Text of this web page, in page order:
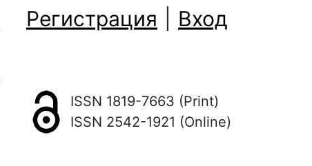
Регистрация Вход
ISSN 1819-7663 (Print)
ISSN 2542-1921 (Online)